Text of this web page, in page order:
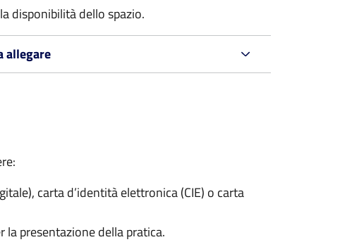
disponibilità dello spazio.
allegare
carta d’identità elettronica (CIE) o carta
presentazione della pratica.